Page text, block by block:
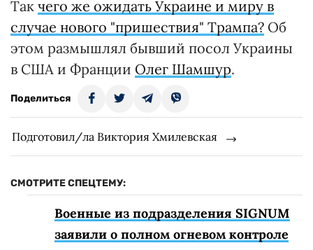
Так чего же ожидать Украине и миру в
случае нового "пришествия" Трампа? Об
этом размышлял бывший посол Украины
в США и Франции Олег Шамшур.
Поделиться
Подготовил/ла Виктория Хмилевская
СМОТРИТЕ СПЕЦТЕМУ:
Военные из подразделения SIGNUM
заявили о полном огневом контроле